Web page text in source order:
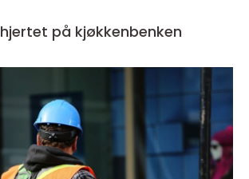
Kjøkkenvask hjertet på kjøkkenbenken